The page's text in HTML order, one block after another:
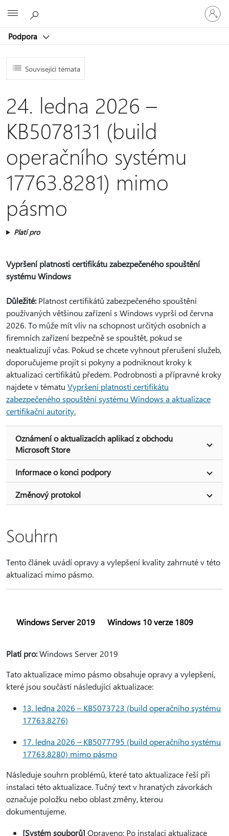
Podpora
Přihlaste
se
ke
účtu
Související témata
24. ledna 2026 –
KB5078131 (build
operačního systému
17763.8281) mimo
pásmo
Platí pro
Vypršení platnosti certifikátu zabezpečeného spouštění
systému Windows
Důležité:Platnost certifikátů zabezpečeného spouštění
používaných většinou zařízení s Windows vyprší od června
2026. To může mít vliv na schopnost určitých osobních a
firemních zařízení bezpečně se spouštět, pokud se
neaktualizují včas. Pokud se chcete vyhnout přerušení služeb,
doporučujeme projít si pokyny a podniknout kroky k
aktualizaci certifikátů předem. Podrobnosti a přípravné kroky
najdete v tématu Vypršení platnosti certifikátu
zabezpečeného spouštění systému Windows a aktualizace
certifikační autority.
Oznámení o aktualizacích aplikací z obchodu
Microsoft Store
Informace o konci podpory
Změnový protokol
Souhrn
Tento článek uvádí opravy a vylepšení kvality zahrnuté v této
aktualizaci mimo pásmo.
Windows Server 2019 Windows 10 verze 1809
Platí pro:Windows Server 2019
Tato aktualizace mimo pásmo obsahuje opravy a vylepšení,
které jsou součástí následující aktualizace:
13. ledna 2026 – KB5073723 (build operačního systému
17763.8276)
17. ledna 2026 – KB5077795 (build operačního systému
17763.8280) mimo pásmo
Následuje souhrn problémů, které tato aktualizace řeší při
instalaci této aktualizace. Tučný text v hranatých závorkách
označuje položku nebo oblast změny, kterou
dokumentujeme.
[Systém souborů] Opraveno: Po instalaci aktualizace